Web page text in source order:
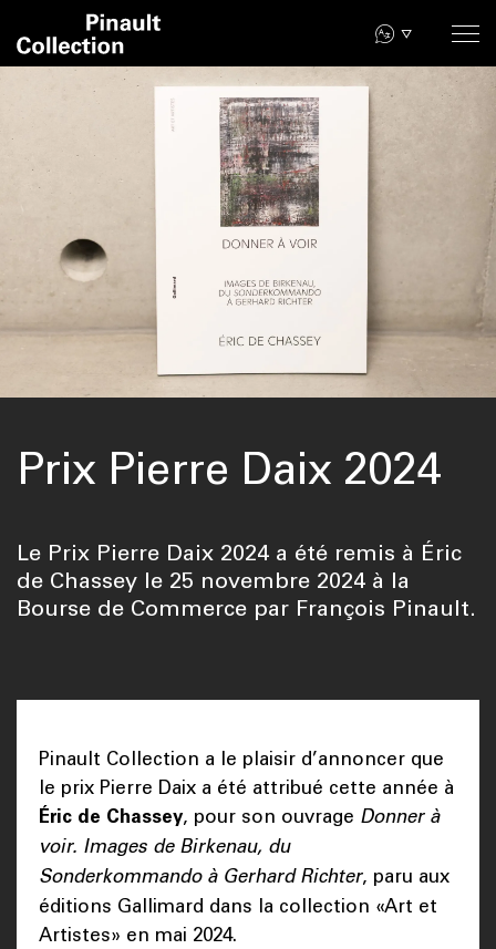
au
contenu
Prix Pierre Daix 2024
Le Prix Pierre Daix 2024 a été remis à Éric
de Chassey le 25 novembre 2024 à la
Bourse de Commerce par François Pinault.
Pinault Collection a le plaisir d’annoncer que
le prix Pierre Daix a été attribué cette année à
Éric de Chassey, pour son ouvrage Donner à
voir. Images de Birkenau, du
Sonderkommando à Gerhard Richter, paru aux
éditions Gallimard dans la collection «Art et
Artistes» en mai 2024.